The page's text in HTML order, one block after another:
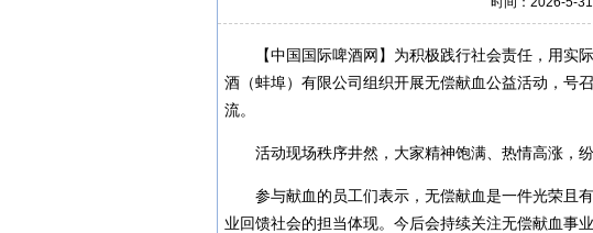
【中国国际啤酒网】为积极践行社会责任，用
酒（蚌埠）有限公司组织开展无偿献血公益活动，号
流。
活动现场秩序井然，大家精神饱满、热情高涨，
参与献血的员工们表示，无偿献血是一件光荣且
业回馈社会的担当体现。今后会持续关注无偿献血事